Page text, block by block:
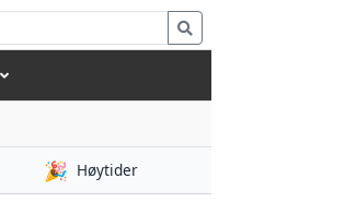
🎉 Høytider